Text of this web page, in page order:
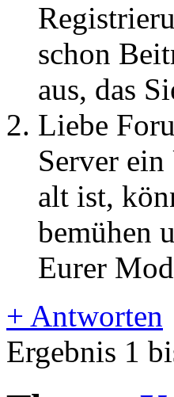
schon
aus, das
Liebe
Server
alt ist,
bemühen
Eurer
+ Antworten
Ergebnis 1